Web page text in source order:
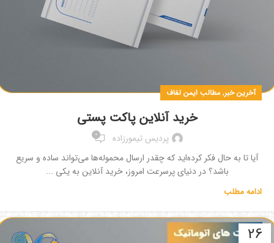
آخرین خبر, مطالب ایمن لفاف
خرید آنلاین پاکت پستی
پردیس تیمورزاده 0
آیا تا به حال فکر کرده‌اید که چقدر ارسال محموله‌ها می‌تواند ساده و سریع
باشد؟ در دنیای پرسرعت امروز، خرید آنلاین به یکی ...
ادامه مطلب
26